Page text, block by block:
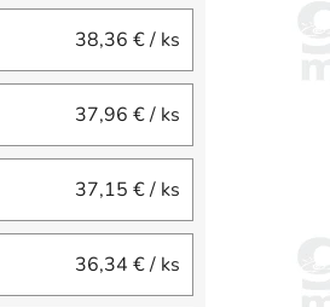
38,36 €/ ks
37,96 €/ ks
37,15 €/ ks
36,34 €/ ks